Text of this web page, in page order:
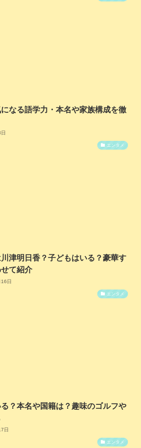
なる語学力・本名や家族構成を徹
エンタメ
津明日香？子どもはいる？豪華す
て紹介
日
エンタメ
？本名や国籍は？趣味のゴルフや
日
エンタメ